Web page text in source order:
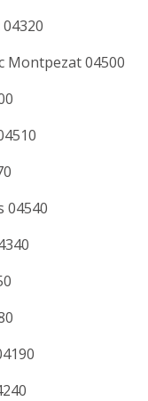
Montpezat 04500
04540